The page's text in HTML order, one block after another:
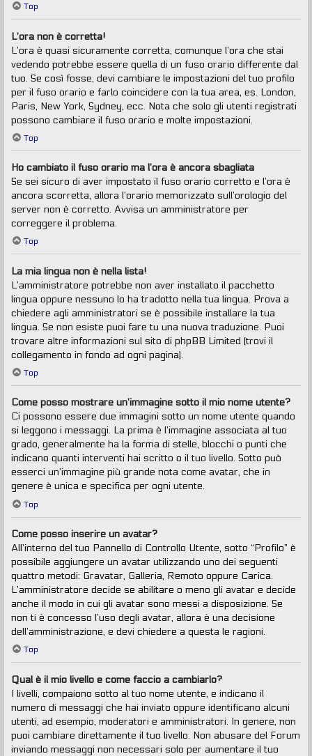
Top
L’ora non è corretta!
L’ora è quasi sicuramente corretta, comunque l’ora che stai
vedendo potrebbe essere quella di un fuso orario differente dal
tuo. Se così fosse, devi cambiare le impostazioni del tuo profilo
per il fuso orario e farlo coincidere con la tua area, es. London,
Paris, New York, Sydney, ecc. Nota che solo gli utenti registrati
possono cambiare il fuso orario e molte impostazioni.
Top
Ho cambiato il fuso orario ma l’ora è ancora sbagliata
Se sei sicuro di aver impostato il fuso orario corretto e l’ora è
ancora scorretta, allora l’orario memorizzato sull’orologio del
server non è corretto. Avvisa un amministratore per
correggere il problema.
Top
La mia lingua non è nella lista!
L’amministratore potrebbe non aver installato il pacchetto
lingua oppure nessuno lo ha tradotto nella tua lingua. Prova a
chiedere agli amministratori se è possibile installare la tua
lingua. Se non esiste puoi fare tu una nuova traduzione. Puoi
trovare altre informazioni sul sito di phpBB Limited (trovi il
collegamento in fondo ad ogni pagina).
Top
Come posso mostrare un’immagine sotto il mio nome utente?
Ci possono essere due immagini sotto un nome utente quando
si leggono i messaggi. La prima è l’immagine associata al tuo
grado, generalmente ha la forma di stelle, blocchi o punti che
indicano quanti interventi hai scritto o il tuo livello. Sotto può
esserci un’immagine più grande nota come avatar, che in
genere è unica e specifica per ogni utente.
Top
Come posso inserire un avatar?
All’interno del tuo Pannello di Controllo Utente, sotto “Profilo” è
possibile aggiungere un avatar utilizzando uno dei seguenti
quattro metodi: Gravatar, Galleria, Remoto oppure Carica.
L’amministratore decide se abilitare o meno gli avatar e decide
anche il modo in cui gli avatar sono messi a disposizione. Se
non ti è concesso l’uso degli avatar, allora è una decisione
dell’amministrazione, e devi chiedere a questa le ragioni.
Top
Qual è il mio livello e come faccio a cambiarlo?
I livelli, compaiono sotto al tuo nome utente, e indicano il
numero di messaggi che hai inviato oppure identificano alcuni
utenti, ad esempio, moderatori e amministratori. In genere, non
puoi cambiare direttamente il tuo livello. Non abusare del Forum
inviando messaggi non necessari solo per aumentare il tuo